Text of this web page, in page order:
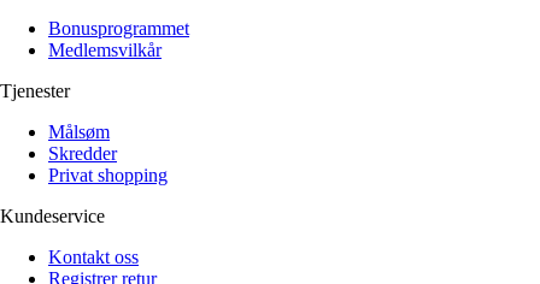
Bonusprogrammet
Medlemsvilkår
Tjenester
Målsøm
Skredder
Privat shopping
Kundeservice
Kontakt oss
Registrer retur